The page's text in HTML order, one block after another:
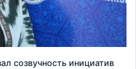
созвучность инициатив